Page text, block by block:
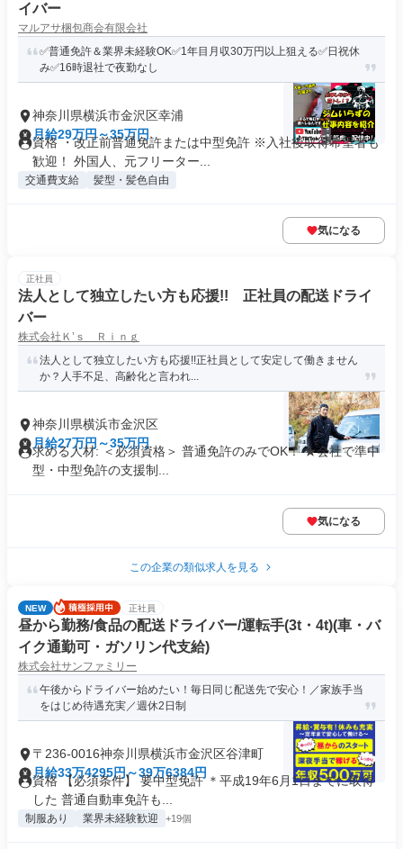
イバー
マルアサ梱包商会有限会社
✅普通免許＆業界未経験OK✅1年目月収30万円以上狙える✅日祝休
み✅16時退社で夜勤なし
神奈川県横浜市金沢区幸浦
月給29万円～35万円
資格 ・改正前普通免許または中型免許 ※入社後取得希望者も
歓迎！ 外国人、元フリーター...
交通費支給 髪型・髪色自由
気になる
正社員
法人として独立したい方も応援!! 正社員の配送ドライ
バー
株式会社Ｋ’ｓ Ｒｉｎｇ
法人として独立したい方も応援!!正社員として安定して働きません
か？人手不足、高齢化と言われ...
神奈川県横浜市金沢区
月給27万円～35万円
求める人材: ＜必須資格＞ 普通免許のみでOK！ ★会社で準中
型・中型免許の支援制...
気になる
この企業の類似求人を見る
NEW 正社員
昼から勤務/食品の配送ドライバー/運転手(3t・4t)(車・バ
イク通勤可・ガソリン代支給)
株式会社サンファミリー
午後からドライバー始めたい！毎日同じ配送先で安心！／家族手当
をはじめ待遇充実／週休2日制
〒236-0016神奈川県横浜市金沢区谷津町
月給33万4295円～39万6384円
資格 【必須条件】 要中型免許 ＊平成19年6月1日までに取得
した 普通自動車免許も...
制服あり 業界未経験歓迎 +19個